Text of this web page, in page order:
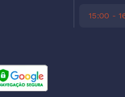
15:00 -